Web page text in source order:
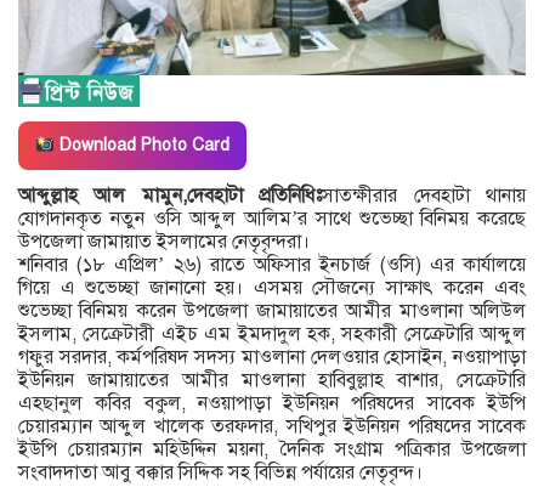
Download Photo Card
আব্দুল্লাহ আল মামুন,দেবহাটা প্রতিনিধিঃসাতক্ষীরার দেবহাটা থানায়
যোগদানকৃত নতুন ওসি আব্দুল আলিম’র সাথে শুভেচ্ছা বিনিময় করেছে
উপজেলা জামায়াত ইসলামের নেতৃবৃন্দরা।
শনিবার (১৮ এপ্রিল’ ২৬) রাতে অফিসার ইনচার্জ (ওসি) এর কার্যালয়ে
গিয়ে এ শুভেচ্ছা জানানো হয়। এসময় সৌজন্যে সাক্ষাৎ করেন এবং
শুভেচ্ছা বিনিময় করেন উপজেলা জামায়াতের আমীর মাওলানা অলিউল
ইসলাম, সেক্রেটারী এইচ এম ইমদাদুল হক, সহকারী সেক্রেটারি আব্দুল
গফুর সরদার, কর্মপরিষদ সদস্য মাওলানা দেলওয়ার হোসাইন, নওয়াপাড়া
ইউনিয়ন জামায়াতের আমীর মাওলানা হাবিবুল্লাহ বাশার, সেক্রেটারি
এহছানুল কবির বকুল, নওয়াপাড়া ইউনিয়ন পরিষদের সাবেক ইউপি
চেয়ারম্যান আব্দুল খালেক তরফদার, সখিপুর ইউনিয়ন পরিষদের সাবেক
ইউপি চেয়ারম্যান মহিউদ্দিন ময়না, দৈনিক সংগ্রাম পত্রিকার উপজেলা
সংবাদদাতা আবু বক্কার সিদ্দিক সহ বিভিন্ন পর্যায়ের নেতৃবৃন্দ।